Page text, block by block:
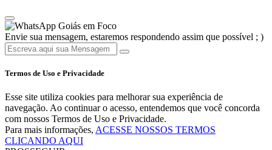
Goiás em Foco
Envie sua mensagem, estaremos respondendo assim que possível ; )
Termos de Uso e Privacidade
Esse site utiliza cookies para melhorar sua experiência de
navegação. Ao continuar o acesso, entendemos que você concorda
com nossos Termos de Uso e Privacidade.
Para mais informações, ACESSE NOSSOS TERMOS
CLICANDO AQUI